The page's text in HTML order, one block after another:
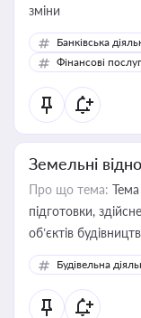
зміни
Банківська
Фінансові
Земельні
Про що тема:
підготовки,
об’єктів
Будівельна